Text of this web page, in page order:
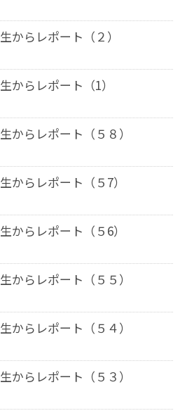
からレポート（２）
からレポート（1）
からレポート（５８）
からレポート（５7）
からレポート（５6）
からレポート（５５）
からレポート（５４）
からレポート（５３）